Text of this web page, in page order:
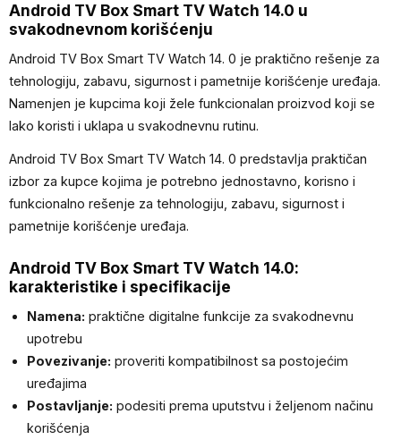
Android TV Box Smart TV Watch 14.0 u
svakodnevnom korišćenju
Android TV Box Smart TV Watch 14. 0 je praktično rešenje za
tehnologiju, zabavu, sigurnost i pametnije korišćenje uređaja.
Namenjen je kupcima koji žele funkcionalan proizvod koji se
lako koristi i uklapa u svakodnevnu rutinu.
Android TV Box Smart TV Watch 14. 0 predstavlja praktičan
izbor za kupce kojima je potrebno jednostavno, korisno i
funkcionalno rešenje za tehnologiju, zabavu, sigurnost i
pametnije korišćenje uređaja.
Android TV Box Smart TV Watch 14.0:
karakteristike i specifikacije
Namena: praktične digitalne funkcije za svakodnevnu
upotrebu
Povezivanje: proveriti kompatibilnost sa postojećim
uređajima
Postavljanje: podesiti prema uputstvu i željenom načinu
korišćenja